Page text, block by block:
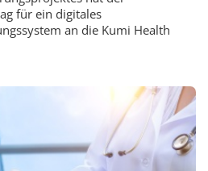
für ein digitales
an die Kumi Health